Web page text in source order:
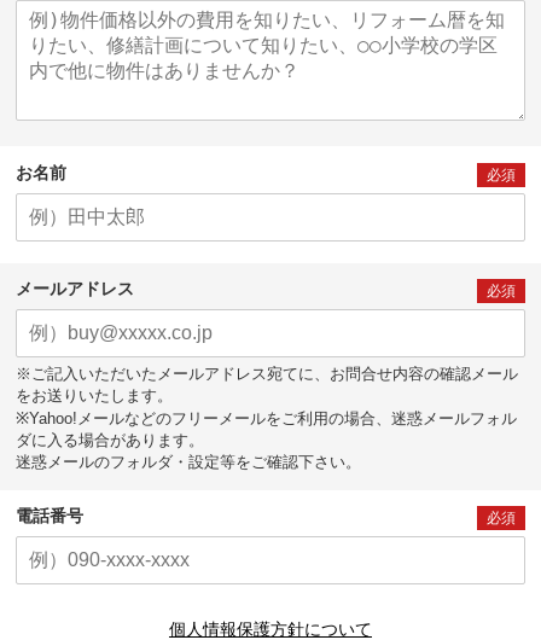
お名前 必須
メールアドレス 必須
※ご記入いただいたメールアドレス宛てに、お問合せ内容の確認メール
をお送りいたします。
※Yahoo!メールなどのフリーメールをご利用の場合、迷惑メールフォル
ダに入る場合があります。
迷惑メールのフォルダ・設定等をご確認下さい。
電話番号 必須
個人情報保護方針について